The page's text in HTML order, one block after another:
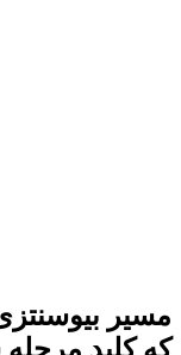
مسیر